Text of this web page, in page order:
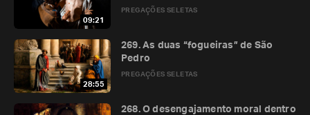
09:21
PREGAÇÕES SELETAS
28:55
PREGAÇÕES SELETAS
269. As duas “fogueiras” de São
Pedro
268. O desengajamento moral dentro